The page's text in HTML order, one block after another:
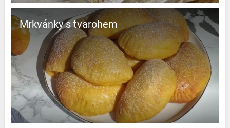
Mrkvánky s tvarohem